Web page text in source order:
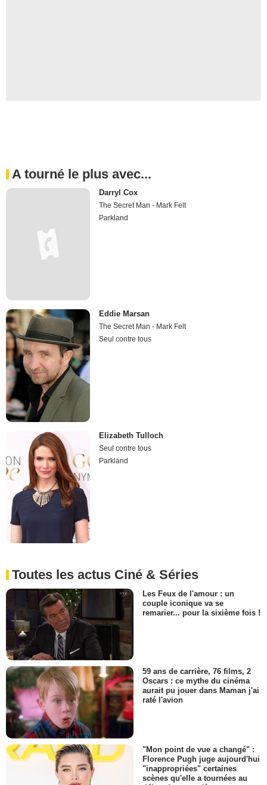
A tourné le plus avec...
Darryl Cox
The Secret Man - Mark Felt
Parkland
Eddie Marsan
The Secret Man - Mark Felt
Seul contre tous
Elizabeth Tulloch
Seul contre tous
Parkland
Toutes les actus Ciné & Séries
Les Feux de l'amour : un
couple iconique va se
remarier... pour la sixième fois !
59 ans de carrière, 76 films, 2
Oscars : ce mythe du cinéma
aurait pu jouer dans Maman j'ai
raté l'avion
"Mon point de vue a changé" :
Florence Pugh juge aujourd'hui
"inappropriées" certaines
scènes qu'elle a tournées au